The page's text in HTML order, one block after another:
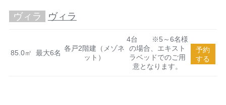
ヴィラ ヴィラ
85.0㎡ 最大6名
各戸2階建（メゾネ
ット）
4台 ※5～6名様
の場合、エキスト
ラベッドでのご用
意となります。
予約
する